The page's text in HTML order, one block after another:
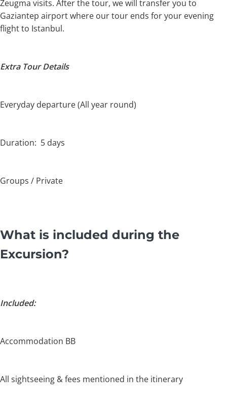
Zeugma visits. After the tour, we will transfer you to
Gaziantep airport where our tour ends for your evening
flight to Istanbul.
Extra Tour Details
Everyday departure (All year round)
Duration: 5 days
Groups / Private
What is included during the
Excursion?
Included:
Accommodation BB
All sightseeing & fees mentioned in the itinerary